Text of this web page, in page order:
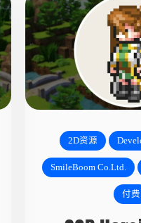
2D资源
SmileBoom Co.Ltd.
付费